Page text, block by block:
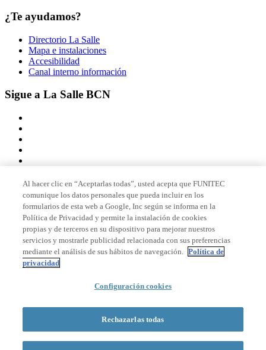
¿Te ayudamos?
Directorio La Salle
Mapa e instalaciones
Accesibilidad
Canal interno información
Sigue a La Salle BCN
Miembro de
Acreditaciones
© 2026 La Salle Campus Barcelona - URL |
Formulario de búsqueda
Al hacer clic en “Aceptarlas todas”, usted acepta que FUNITEC
comunique los datos personales que pueda incluir en los
formularios de esta web a Google, Inc según se informa en la
Política de Privacidad y permite la instalación de cookies
propias y de terceros en su dispositivo para mejorar nuestros
servicios y mostrarle publicidad relacionada con sus preferencias
mediante el análisis de sus hábitos de navegación. Política de
privacidad
Configuración cookies
Rechazarlas todas